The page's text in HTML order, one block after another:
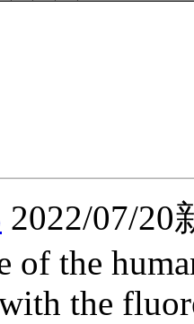
2022/07/
of the
the